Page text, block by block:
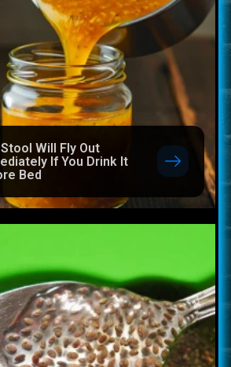
Will Fly Out
If You Drink It
Bed